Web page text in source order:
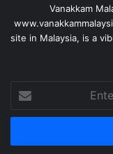
Vanakkam
site in Malaysia, is a
your
Email